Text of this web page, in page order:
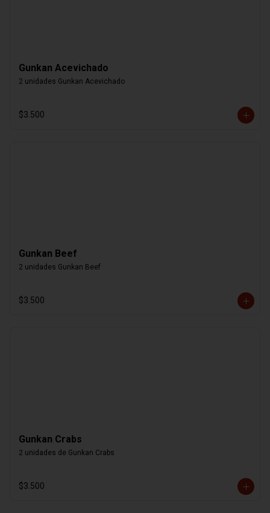
Gunkan Acevichado
2 unidades Gunkan Acevichado
$3.500
Gunkan Beef
2 unidades Gunkan Beef
$3.500
Gunkan Crabs
2 unidades de Gunkan Crabs
$3.500